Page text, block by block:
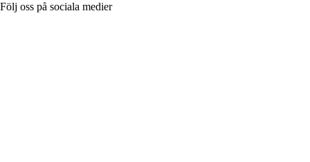
Följ oss på sociala medier